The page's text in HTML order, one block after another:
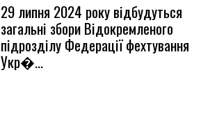
29 липня 2024 року відбудуться
загальні збори Відокремленого
підрозділу Федерації фехтування
Укр�...